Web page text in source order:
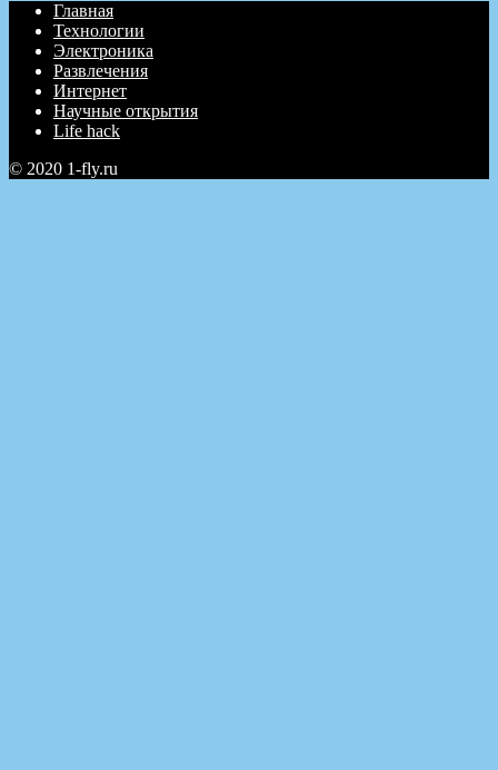
Главная
Технологии
Электроника
Развлечения
Интернет
Научные открытия
Life hack
© 2020 1-fly.ru